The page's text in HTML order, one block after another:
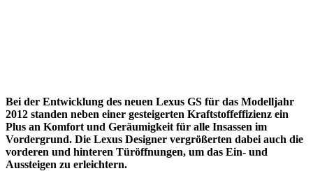
Bei der Entwicklung des neuen Lexus GS für das Modelljahr
2012 standen neben einer gesteigerten Kraftstoffeffizienz ein
Plus an Komfort und Geräumigkeit für alle Insassen im
Vordergrund. Die Lexus Designer vergrößerten dabei auch die
vorderen und hinteren Türöffnungen, um das Ein- und
Aussteigen zu erleichtern.